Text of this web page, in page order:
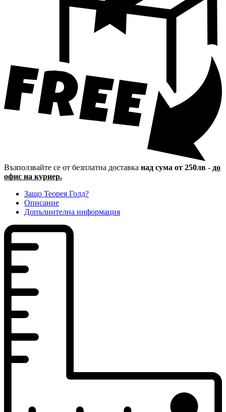
Възползвайте се от безплатна доставка над сума от 250лв - до
офис на куриер.
Защо Теорея Голд?
Описание
Допълнителна информация